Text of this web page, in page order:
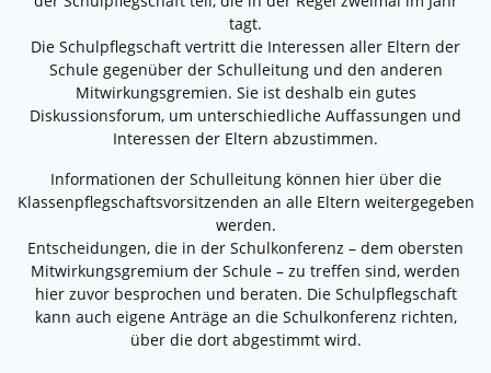
tagt.
Die Schulpflegschaft vertritt die Interessen aller Eltern der
Schule gegenüber der Schulleitung und den anderen
Mitwirkungsgremien. Sie ist deshalb ein gutes
Diskussionsforum, um unterschiedliche Auffassungen und
Interessen der Eltern abzustimmen.
Informationen der Schulleitung können hier über die
Klassenpflegschaftsvorsitzenden an alle Eltern weitergegeben
werden.
Entscheidungen, die in der Schulkonferenz – dem obersten
Mitwirkungsgremium der Schule – zu treffen sind, werden
hier zuvor besprochen und beraten. Die Schulpflegschaft
kann auch eigene Anträge an die Schulkonferenz richten,
über die dort abgestimmt wird.